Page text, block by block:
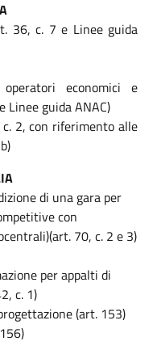
36, c. 7 e Linee guida
economici e
Linee guida ANAC)
2, con riferimento alle
di una gara per
con
70, c. 2 e 3)
per appalti di
c. 1)
(art. 153)